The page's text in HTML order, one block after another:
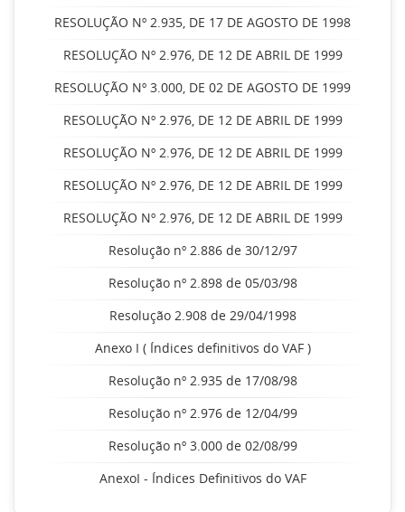
RESOLUÇÃO Nº 2.935, DE 17 DE AGOSTO DE 1998
RESOLUÇÃO Nº 2.976, DE 12 DE ABRIL DE 1999
RESOLUÇÃO Nº 3.000, DE 02 DE AGOSTO DE 1999
RESOLUÇÃO Nº 2.976, DE 12 DE ABRIL DE 1999
RESOLUÇÃO Nº 2.976, DE 12 DE ABRIL DE 1999
RESOLUÇÃO Nº 2.976, DE 12 DE ABRIL DE 1999
RESOLUÇÃO Nº 2.976, DE 12 DE ABRIL DE 1999
Resolução nº 2.886 de 30/12/97
Resolução nº 2.898 de 05/03/98
Resolução 2.908 de 29/04/1998
Anexo I ( Índices definitivos do VAF )
Resolução nº 2.935 de 17/08/98
Resolução nº 2.976 de 12/04/99
Resolução nº 3.000 de 02/08/99
AnexoI - Índices Definitivos do VAF